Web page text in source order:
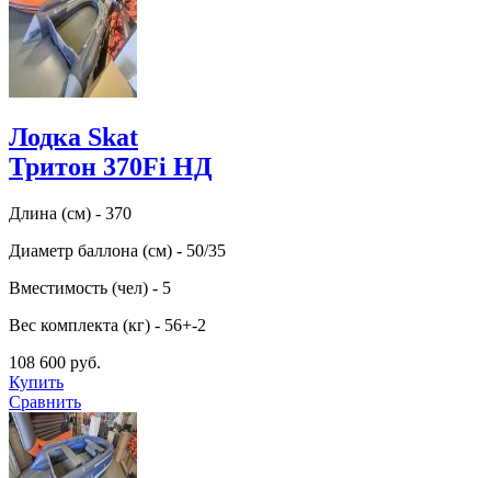
Лодка Skat
Тритон 370Fi НД
Длина (см) - 370
Диаметр баллона (см) - 50/35
Вместимость (чел) - 5
Вес комплекта (кг) - 56+-2
108 600 руб.
Купить
Сравнить